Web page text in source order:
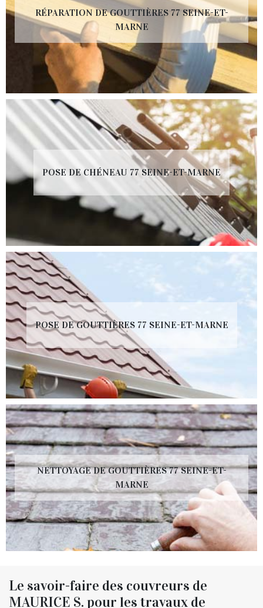
RÉPARATION DE GOUTTIÈRES 77 SEINE-ET-
MARNE
POSE DE CHÉNEAU 77 SEINE-ET-MARNE
POSE DE GOUTTIÈRES 77 SEINE-ET-MARNE
NETTOYAGE DE GOUTTIÈRES 77 SEINE-ET-
MARNE
Le savoir-faire des couvreurs de
MAURICE S. pour les travaux de